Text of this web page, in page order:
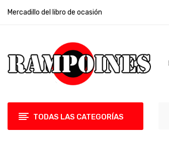
Mercadillo del libro de ocasión
TODAS LAS CATEGORÍAS